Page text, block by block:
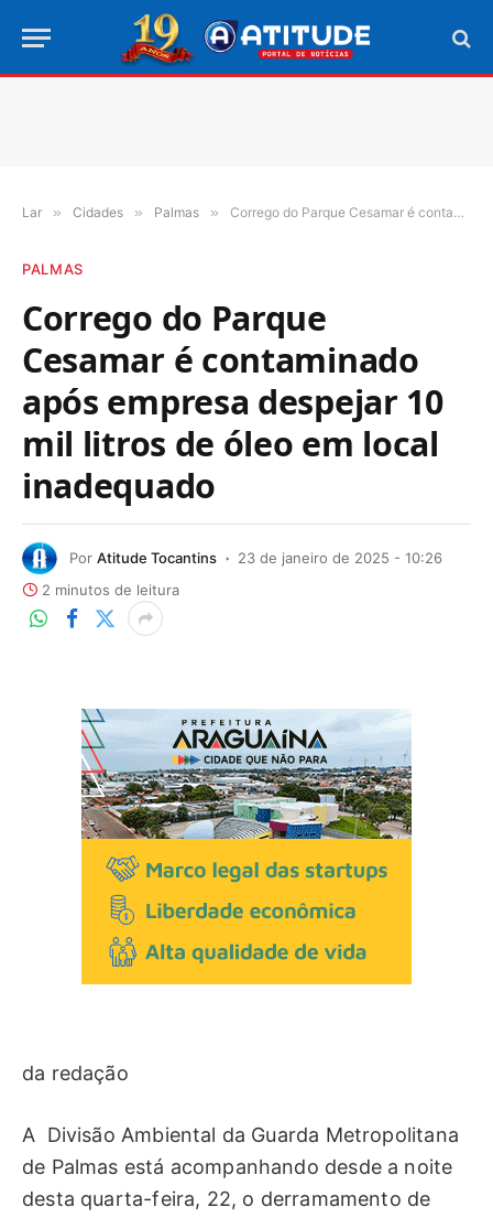
Lar » Cidades » Palmas » Corrego do Parque Cesamar é contaminado após empresa despejar 10 mil litros de óleo em local inadequado
PALMAS
Corrego do Parque
Cesamar é contaminado
após empresa despejar 10
mil litros de óleo em local
inadequado
Por Atitude Tocantins
23 de janeiro de 2025 - 10:26
2 minutos de leitura
da redação
A Divisão Ambiental da Guarda Metropolitana
de Palmas está acompanhando desde a noite
desta quarta-feira, 22, o derramamento de